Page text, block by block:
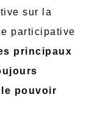
sur la
participative
principaux
pouvoir